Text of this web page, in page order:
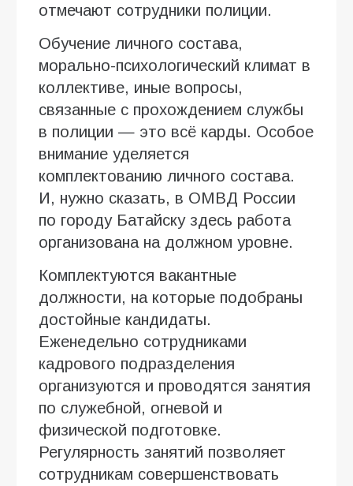
отмечают сотрудники полиции.
Обучение личного состава,
морально-психологический климат в
коллективе, иные вопросы,
связанные с прохождением службы
в полиции — это всё карды. Особое
внимание уделяется
комплектованию личного состава.
И, нужно сказать, в ОМВД России
по городу Батайску здесь работа
организована на должном уровне.
Комплектуются вакантные
должности, на которые подобраны
достойные кандидаты.
Еженедельно сотрудниками
кадрового подразделения
организуются и проводятся занятия
по служебной, огневой и
физической подготовке.
Регулярность занятий позволяет
сотрудникам совершенствовать